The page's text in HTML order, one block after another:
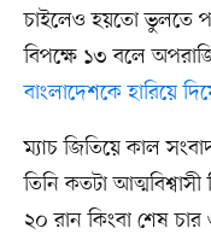
চাইলেও হয়তো ভুলতে
বিপক্ষে ১৩ বলে
বাংলাদেশকে হারিয়ে
ম্যাচ জিতিয়ে কাল
তিনি কতটা
২০ রান কিংবা শেষ